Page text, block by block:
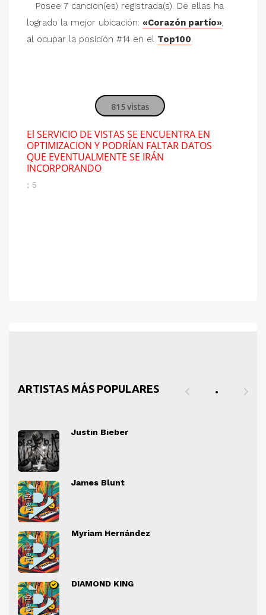
Posee 7 cancion(es) registrada(s). De ellas ha
logrado la mejor ubicación: «Corazón partío»,
al ocupar la posición #14 en el Top100.
815 vistas
El SERVICIO DE VISTAS SE ENCUENTRA EN
OPTIMIZACION Y PODRÍAN FALTAR DATOS
QUE EVENTUALMENTE SE IRÁN
INCORPORANDO
; 5
ARTISTAS MÁS POPULARES
Justin Bieber
James Blunt
" alt="">
Myriam Hernández
DIAMOND KING